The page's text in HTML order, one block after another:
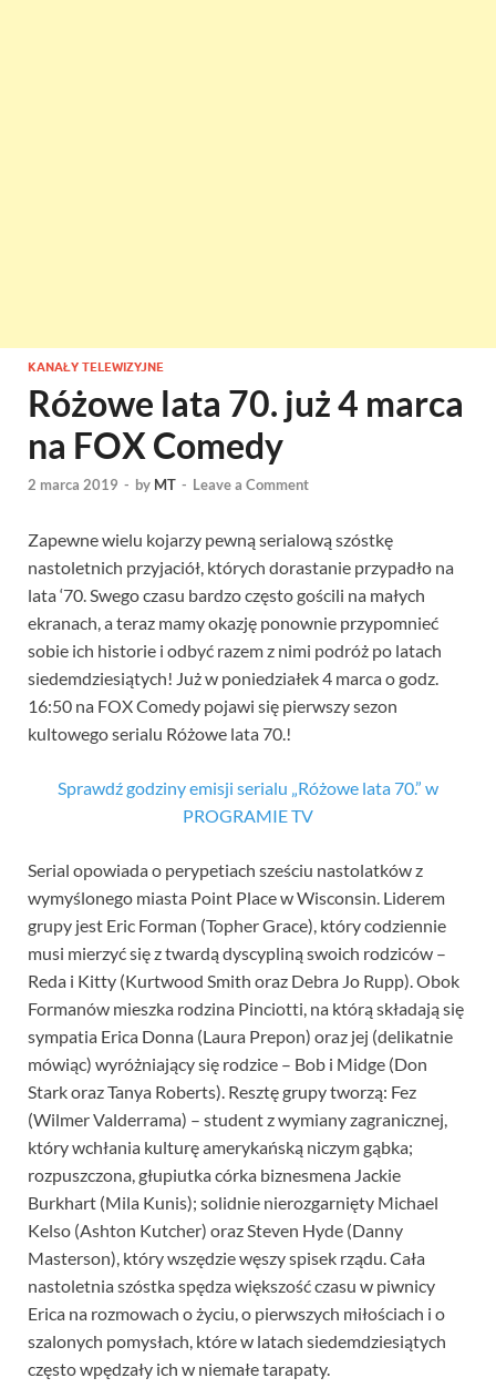
KANAŁY TELEWIZYJNE
Różowe lata 70. już 4 marca
na FOX Comedy
2 marca 2019 - by MT - Leave a Comment
Zapewne wielu kojarzy pewną serialową szóstkę
nastoletnich przyjaciół, których dorastanie przypadło na
lata ‘70. Swego czasu bardzo często gościli na małych
ekranach, a teraz mamy okazję ponownie przypomnieć
sobie ich historie i odbyć razem z nimi podróż po latach
siedemdziesiątych! Już w poniedziałek 4 marca o godz.
16:50 na FOX Comedy pojawi się pierwszy sezon
kultowego serialu Różowe lata 70.!
Sprawdź godziny emisji serialu „Różowe lata 70.” w
PROGRAMIE TV
Serial opowiada o perypetiach sześciu nastolatków z
wymyślonego miasta Point Place w Wisconsin. Liderem
grupy jest Eric Forman (Topher Grace), który codziennie
musi mierzyć się z twardą dyscypliną swoich rodziców –
Reda i Kitty (Kurtwood Smith oraz Debra Jo Rupp). Obok
Formanów mieszka rodzina Pinciotti, na którą składają się
sympatia Erica Donna (Laura Prepon) oraz jej (delikatnie
mówiąc) wyróżniający się rodzice – Bob i Midge (Don
Stark oraz Tanya Roberts). Resztę grupy tworzą: Fez
(Wilmer Valderrama) – student z wymiany zagranicznej,
który wchłania kulturę amerykańską niczym gąbka;
rozpuszczona, głupiutka córka biznesmena Jackie
Burkhart (Mila Kunis); solidnie nierozgarnięty Michael
Kelso (Ashton Kutcher) oraz Steven Hyde (Danny
Masterson), który wszędzie węszy spisek rządu. Cała
nastoletnia szóstka spędza większość czasu w piwnicy
Erica na rozmowach o życiu, o pierwszych miłościach i o
szalonych pomysłach, które w latach siedemdziesiątych
często wpędzały ich w niemałe tarapaty.